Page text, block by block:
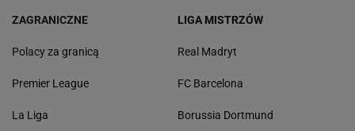
ZAGRANICZNE
Polacy za granicą
Premier League
La Liga
LIGA MISTRZÓW
Real Madryt
FC Barcelona
Borussia Dortmund